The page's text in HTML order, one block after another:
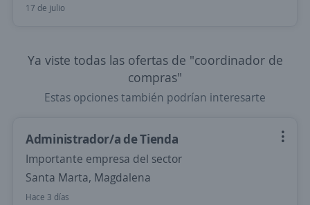
17 de julio
Ya viste todas las ofertas de "coordinador de
compras"
Estas opciones también podrían interesarte
Administrador/a de Tienda
Importante empresa del sector
Santa Marta, Magdalena
Hace 3 días